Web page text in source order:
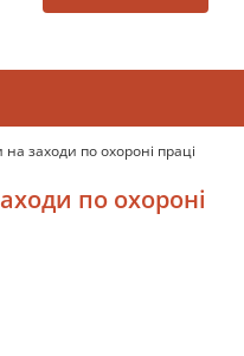
заходи по охороні праці
по охороні